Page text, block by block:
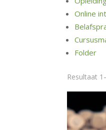
Online
Folder
Resultaat